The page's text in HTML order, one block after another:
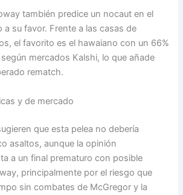
también predice un nocaut en el
a su favor. Frente a las casas de
el favorito es el hawaiano con un 66%
mercados Kalshi, lo que añade
rematch.
y de mercado
que esta pelea no debería
asaltos, aunque la opinión
a un final prematuro con posible
principalmente por el riesgo que
sin combates de McGregor y la